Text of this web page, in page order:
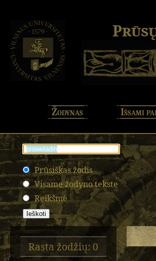
Žodynas Išsami
Prūsiškas žodis
Visame žodyno tekste
Reikšmė
Rasta žodžių: 0